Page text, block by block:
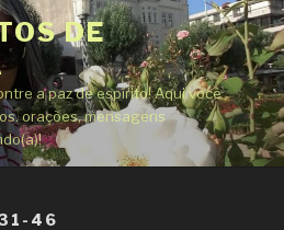
DE
a paz de espírito! Aqui você
orações, mensagens
46